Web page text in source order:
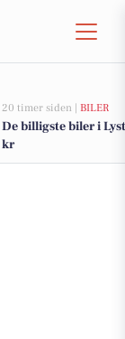
20 timer siden | BILER
De billigste biler i
kr